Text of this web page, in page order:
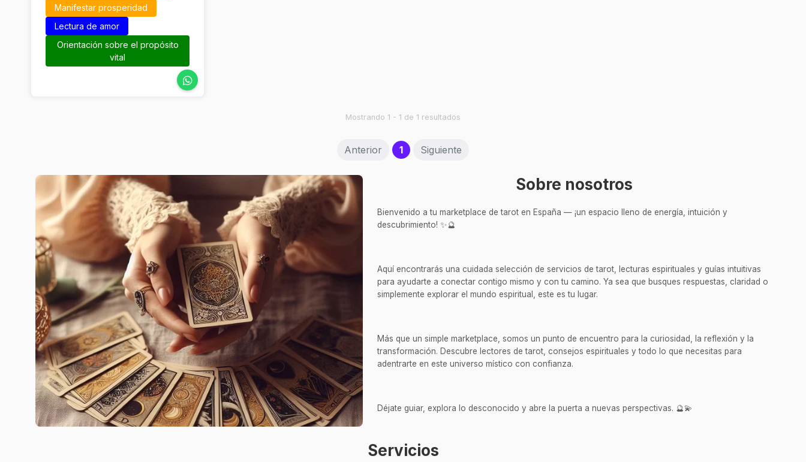
Manifestar prosperidad
Lectura de amor
Orientación sobre el propósito
vital
Mostrando 1 - 1 de 1 resultados
Anterior 1(current)
Siguiente
Sobre nosotros
Bienvenido a tu marketplace de tarot en España — ¡un espacio lleno de energía, intuición y
descubrimiento! ✨🔮
Aquí encontrarás una cuidada selección de servicios de tarot, lecturas espirituales y guías intuitivas
para ayudarte a conectar contigo mismo y con tu camino. Ya sea que busques respuestas, claridad o
simplemente explorar el mundo espiritual, este es tu lugar.
Más que un simple marketplace, somos un punto de encuentro para la curiosidad, la reflexión y la
transformación. Descubre lectores de tarot, consejos espirituales y todo lo que necesitas para
adentrarte en este universo místico con confianza.
Déjate guiar, explora lo desconocido y abre la puerta a nuevas perspectivas. 🔮💫
Servicios